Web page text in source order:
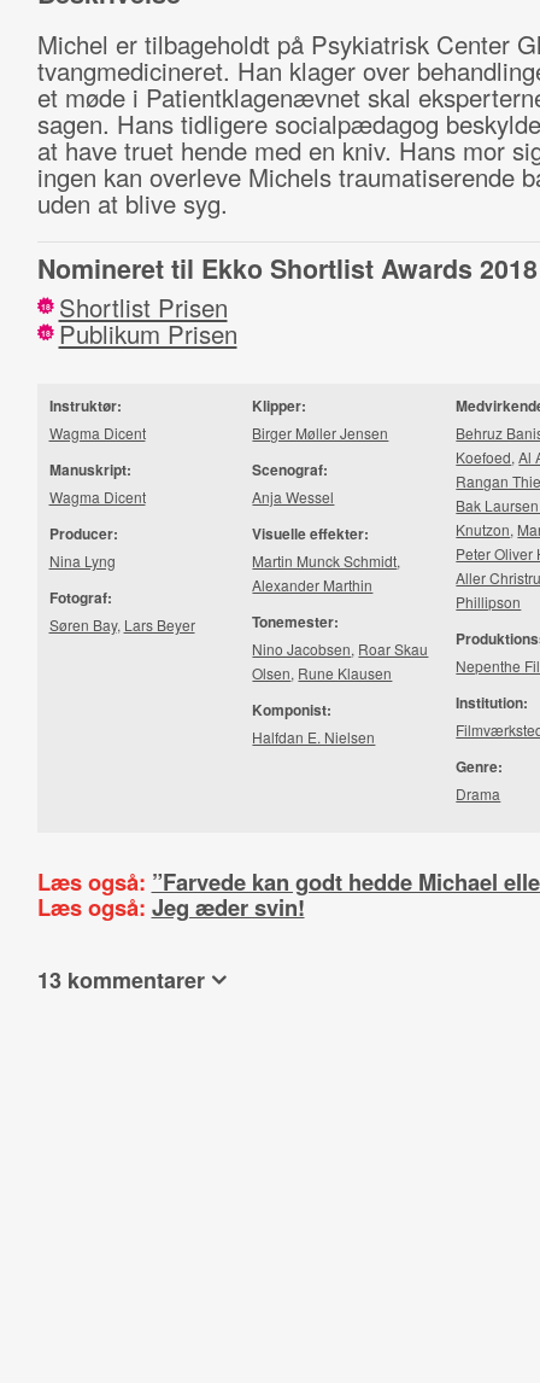
Michel er tilbageholdt på Psykiatrisk Center
tvangmedicineret. Han klager over
et møde i Patientklagenævnet skal
sagen. Hans tidligere socialpædagog
at have truet hende med en kniv. Hans mor
ingen kan overleve Michels traumatiserende
uden at blive syg.
Nomineret til Ekko Shortlist Awards 2018
18 Shortlist Prisen
18 Publikum Prisen
Instruktør:
Wagma Dicent
Manuskript:
Wagma Dicent
Producer:
Nina Lyng
Fotograf:
Søren Bay, Lars Beyer
Klipper:
Birger Møller Jensen
Scenograf:
Anja Wessel
Visuelle effekter:
Martin Munck Schmidt,
Alexander Marthin
Tonemester:
Nino Jacobsen, Roar Skau
Olsen, Rune Klausen
Komponist:
Halfdan E. Nielsen
Behruz
Koefoed,Al
Rangan
Bak
Knutzon,
Peter Oliver
Aller
Phillipson
Nepenthe
Institution:
Genre:
Drama
Læs også: ”Farvede kan godt hedde Michael
Læs også: Jeg æder svin!
13 kommentarer